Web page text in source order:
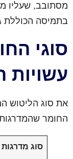
מסתובב, שעליו
בתמיסה הכוללת
סוגי
עשויות
את סוג הליטוש
החומר שהמדרגות
סוג מדרגות